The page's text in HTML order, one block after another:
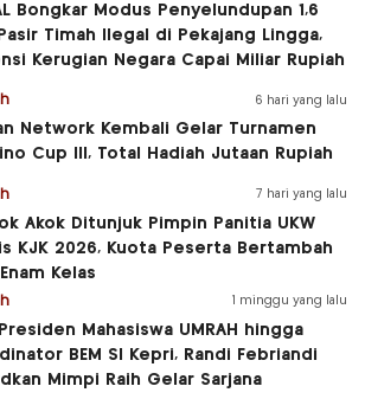
Bongkar Modus Penyelundupan 1,6
Timah Ilegal di Pekajang Lingga,
Kerugian Negara Capai Miliar Rupiah
6 hari yang lalu
Network Kembali Gelar Turnamen
Cup III, Total Hadiah Jutaan Rupiah
7 hari yang lalu
Akok Ditunjuk Pimpin Panitia UKW
KJK 2026, Kuota Peserta Bertambah
Kelas
1 minggu yang lalu
Mahasiswa UMRAH hingga
BEM SI Kepri, Randi Febriandi
Mimpi Raih Gelar Sarjana